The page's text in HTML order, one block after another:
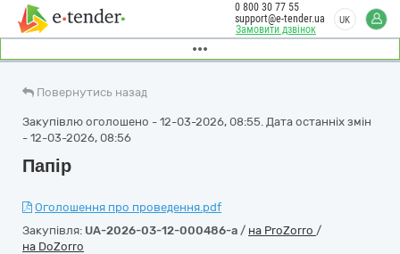
Замовити дзвінок
0 800 30 77 55
support@e-tender.ua
UK
Повернутись назад
Закупівлю оголошено - 12-03-2026, 08:55. Дата останніх змін
- 12-03-2026, 08:56
Папір
Оголошення про проведення.pdf
Закупівля: UA-2026-03-12-000486-a / на ProZorro /
на DoZorro